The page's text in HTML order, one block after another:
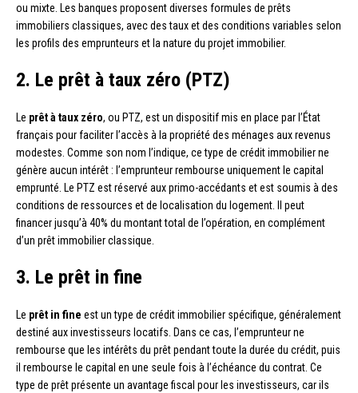
ou mixte. Les banques proposent diverses formules de prêts
immobiliers classiques, avec des taux et des conditions variables selon
les profils des emprunteurs et la nature du projet immobilier.
2. Le prêt à taux zéro (PTZ)
Le prêt à taux zéro, ou PTZ, est un dispositif mis en place par l’État
français pour faciliter l’accès à la propriété des ménages aux revenus
modestes. Comme son nom l’indique, ce type de crédit immobilier ne
génère aucun intérêt : l’emprunteur rembourse uniquement le capital
emprunté. Le PTZ est réservé aux primo-accédants et est soumis à des
conditions de ressources et de localisation du logement. Il peut
financer jusqu’à 40% du montant total de l’opération, en complément
d’un prêt immobilier classique.
3. Le prêt in fine
Le prêt in fine est un type de crédit immobilier spécifique, généralement
destiné aux investisseurs locatifs. Dans ce cas, l’emprunteur ne
rembourse que les intérêts du prêt pendant toute la durée du crédit, puis
il rembourse le capital en une seule fois à l’échéance du contrat. Ce
type de prêt présente un avantage fiscal pour les investisseurs, car ils